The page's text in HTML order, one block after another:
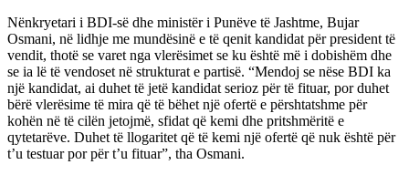
Nënkryetari i BDI-së dhe ministër i Punëve të Jashtme, Bujar
Osmani, në lidhje me mundësinë e të qenit kandidat për president të
vendit, thotë se varet nga vlerësimet se ku është më i dobishëm dhe
se ia lë të vendoset në strukturat e partisë. “Mendoj se nëse BDI ka
një kandidat, ai duhet të jetë kandidat serioz për të fituar, por duhet
bërë vlerësime të mira që të bëhet një ofertë e përshtatshme për
kohën në të cilën jetojmë, sfidat që kemi dhe pritshmëritë e
qytetarëve. Duhet të llogaritet që të kemi një ofertë që nuk është për
t’u testuar por për t’u fituar”, tha Osmani.